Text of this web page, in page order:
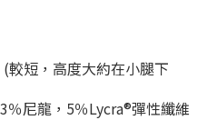
短，高度大約在小腿下
尼龍，5％Lycra®彈性纖維